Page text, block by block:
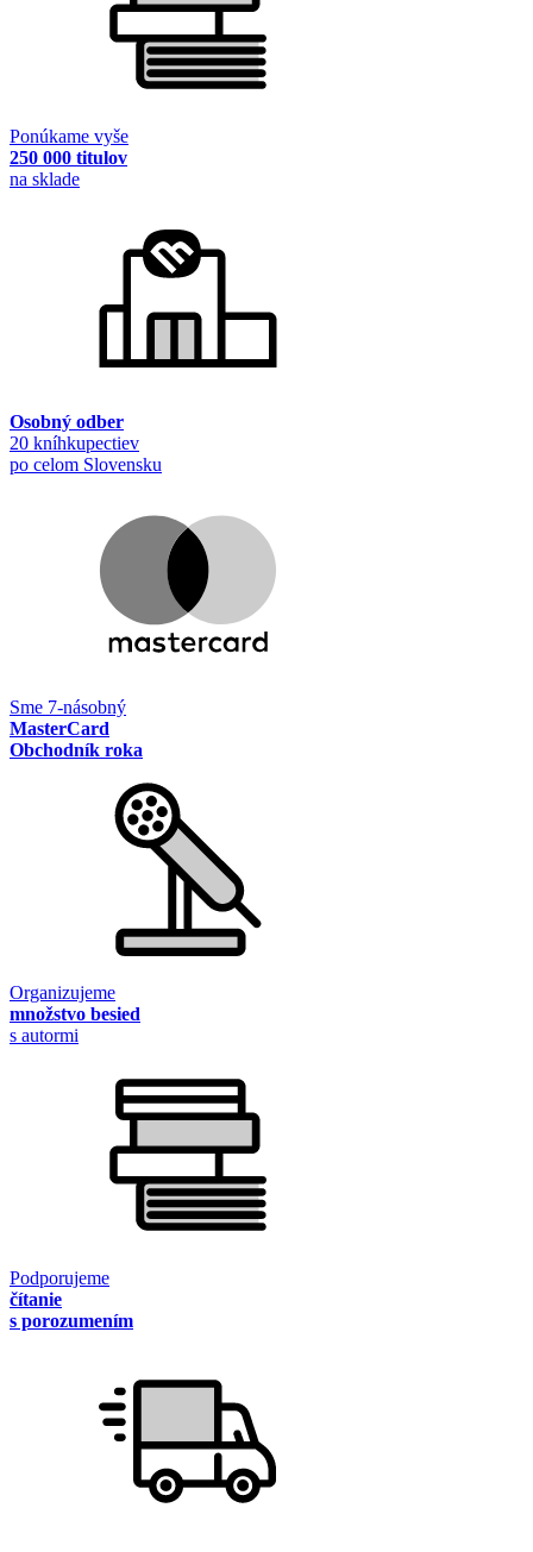
Ponúkame vyše
250 000 titulov
na sklade
Osobný odber
20 kníhkupectiev
po celom Slovensku
Sme 7-násobný
MasterCard
Obchodník roka
Organizujeme
množstvo besied
s autormi
Podporujeme
čítanie
s porozumením